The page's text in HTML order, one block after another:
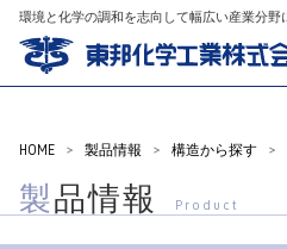
環境と化学の調和を志向して幅広い産業分野
HOME > 製品情報 > 構造から探す >
製品情報 Product